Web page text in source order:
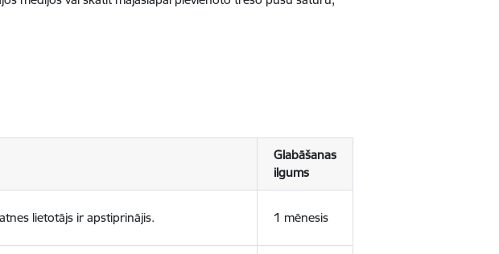
Glabāšanas
ilgums
lietotājs ir apstiprinājis. 1 mēnesis